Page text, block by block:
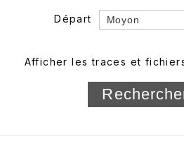
Départ
Département
Longueur min/max
Afficher les traces et